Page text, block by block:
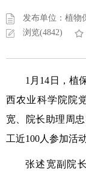
发布单位：植物
浏览(4842)
1月14日，植
西农业科学院院
宽、院长助理周
工近100人参加活
张述宽副院